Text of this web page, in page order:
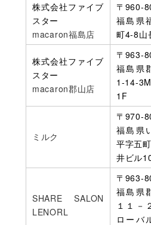
株式会社ファイブ
スター
macaron福島店
〒960-
福島県
町4-8山
株式会社ファイブ
スター
macaron郡山店
〒963-
福島県
1-14-
1F
ミルク
〒970-
福島県
平字五
井ビル
SHARE SALON
LENORL
〒963-
福島県
１１－
ローバ